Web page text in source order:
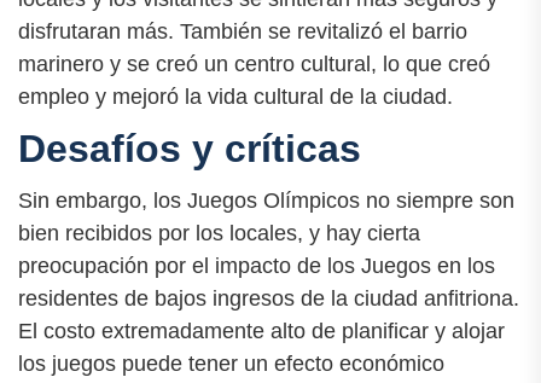
disfrutaran más. También se revitalizó el barrio
marinero y se creó un centro cultural, lo que creó
empleo y mejoró la vida cultural de la ciudad.
Desafíos y críticas
Sin embargo, los Juegos Olímpicos no siempre son
bien recibidos por los locales, y hay cierta
preocupación por el impacto de los Juegos en los
residentes de bajos ingresos de la ciudad anfitriona.
El costo extremadamente alto de planificar y alojar
los juegos puede tener un efecto económico